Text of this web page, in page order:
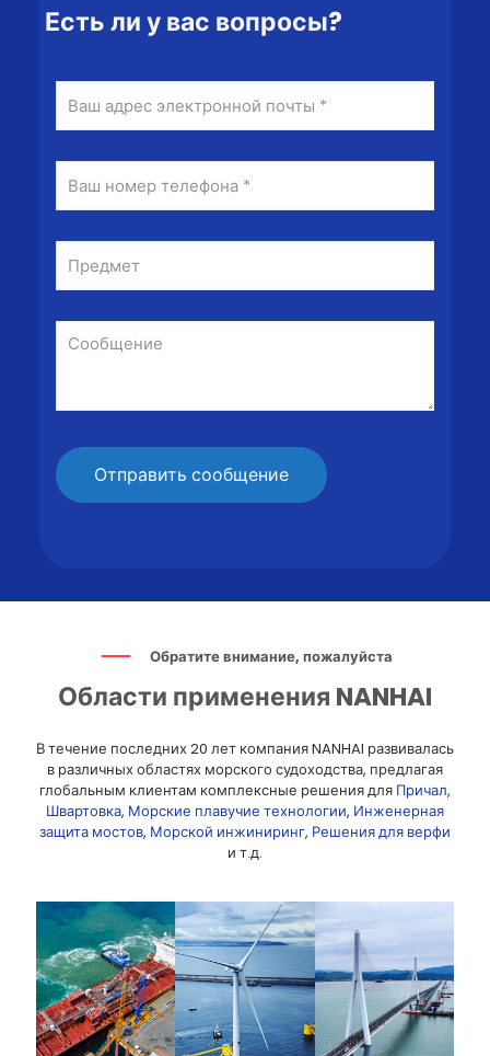
Есть ли у вас вопросы?
Обратите внимание, пожалуйста
Области применения NANHAI
В течение последних 20 лет компания NANHAI развивалась
в различных областях морского судоходства, предлагая
глобальным клиентам комплексные решения для Причал,
Швартовка, Морские плавучие технологии, Инженерная
защита мостов, Морской инжиниринг, Решения для верфи
и т.д.